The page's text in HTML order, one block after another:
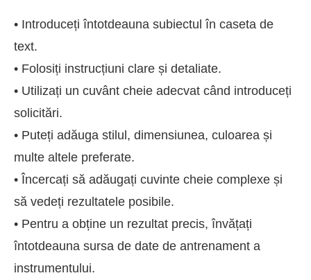
• Introduceți întotdeauna subiectul în caseta de
text.
• Folosiți instrucțiuni clare și detaliate.
• Utilizați un cuvânt cheie adecvat când introduceți
solicitări.
• Puteți adăuga stilul, dimensiunea, culoarea și
multe altele preferate.
• Încercați să adăugați cuvinte cheie complexe și
să vedeți rezultatele posibile.
• Pentru a obține un rezultat precis, învățați
întotdeauna sursa de date de antrenament a
instrumentului.